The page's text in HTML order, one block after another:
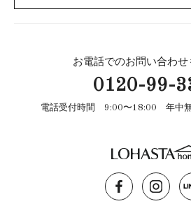
お電話でのお問い合わせ
0120-99-
電話受付時間 9:00〜18:00 年中無